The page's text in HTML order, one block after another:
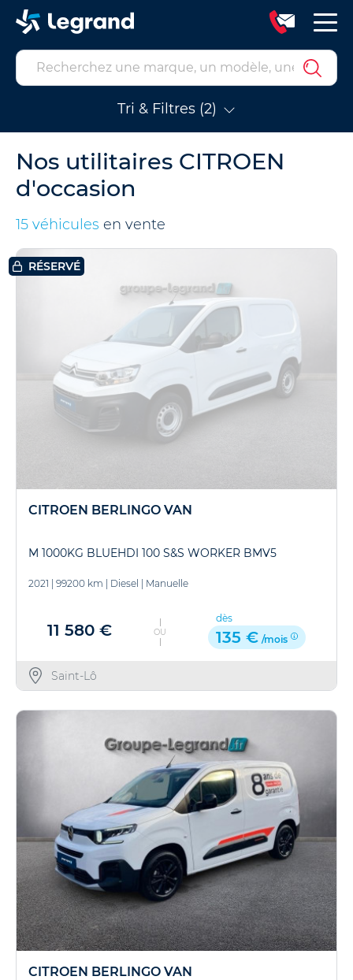
Tri & Filtres (2)
Nos utilitaires CITROEN
d'occasion
15 véhicules en vente
RÉSERVÉ
CITROEN BERLINGO VAN
M 1000KG BLUEHDI 100 S&S WORKER BMV5
2021 | 99200 km | Diesel | Manuelle
11 580 € OU
dès
135 € /mois
Saint-Lô
CITROEN BERLINGO VAN